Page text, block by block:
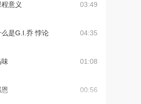
意义 03:49
是G.I.乔 悖论 04:35
味 01:08
00:56